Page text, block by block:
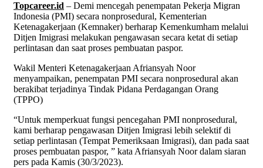
Topcareer.id – Demi mencegah penempatan Pekerja Migran
Indonesia (PMI) secara nonprosedural, Kementerian
Ketenagakerjaan (Kemnaker) berharap Kemenkumham melalui
Ditjen Imigrasi melakukan pengawasan secara ketat di setiap
perlintasan dan saat proses pembuatan paspor.
Wakil Menteri Ketenagakerjaan Afriansyah Noor
menyampaikan, penempatan PMI secara nonprosedural akan
berakibat terjadinya Tindak Pidana Perdagangan Orang
(TPPO)
“Untuk memperkuat fungsi pencegahan PMI nonprosedural,
kami berharap pengawasan Ditjen Imigrasi lebih selektif di
setiap perlintasan (Tempat Pemeriksaan Imigrasi), dan pada saat
proses pembuatan paspor, ” kata Afriansyah Noor dalam siaran
pers pada Kamis (30/3/2023).